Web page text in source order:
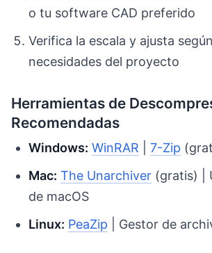
o tu software CAD preferido
Verifica la escala y ajusta
necesidades del proyecto
Herramientas de
Recomendadas
Windows: WinRAR |7-Zip
Mac: The Unarchiver (gratis) |
de macOS
Linux: PeaZip | Gestor de